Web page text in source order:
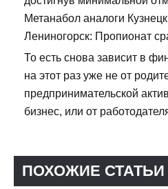
Метанабол аналоги
Лениногорск: Пропионат
То есть снова зависит в
на этот раз уже не от
предпринимательской
бизнес, или от
ПОХОЖИЕ СТАТЬИ